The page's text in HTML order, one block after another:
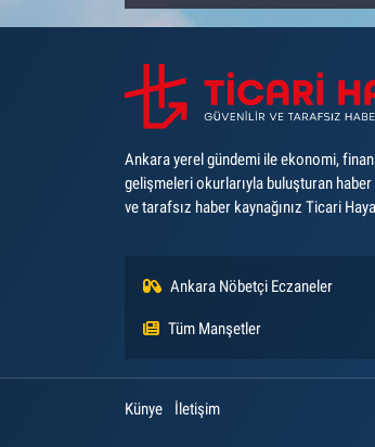
Ankara yerel gündemi ile ekonomi,
gelişmeleri okurlarıyla buluşturan
ve tarafsız haber kaynağınız Ticari
Ankara Nöbetçi Eczaneler
Tüm Manşetler
Künye İletişim